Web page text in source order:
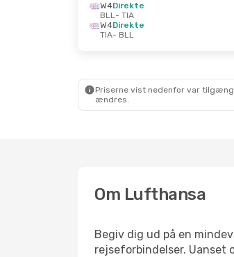
W4Direkte
BLL- TIA
W4Direkte
TIA- BLL
Priserne vist nedenfor var
ændres.
Om Lufthansa
Begiv dig ud på en
rejseforbindelser. Uanset